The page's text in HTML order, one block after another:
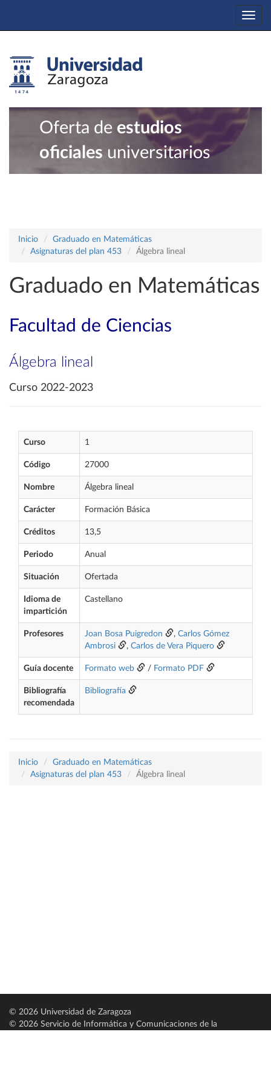
Oferta de estudios
oficiales universitarios
Inicio
Graduado en Matemáticas
Asignaturas del plan 453
Álgebra lineal
Graduado en Matemáticas
Facultad de Ciencias
Álgebra lineal
Curso 2022-2023
Curso 1
Código 27000
Nombre Álgebra lineal
Carácter Formación Básica
Créditos 13,5
Periodo Anual
Situación Ofertada
Idioma de
impartición
Castellano
Profesores Joan Bosa Puigredon , Carlos Gómez
Ambrosi
, Carlos de Vera Piquero
Guía docente Formato web / Formato PDF
Bibliografía
recomendada
Bibliografía
Inicio
Graduado en Matemáticas
Asignaturas del plan 453
Álgebra lineal
© 2026 Universidad de Zaragoza
© 2026 Servicio de Informática y Comunicaciones de la